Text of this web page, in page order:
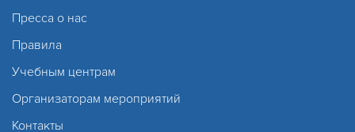
Пресса о нас
Правила
Учебным центрам
Организаторам мероприятий
Контакты